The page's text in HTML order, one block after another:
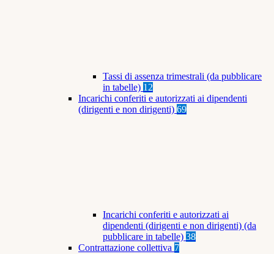
Tassi di assenza trimestrali (da pubblicare
in tabelle) 12
Incarichi conferiti e autorizzati ai dipendenti
(dirigenti e non dirigenti) 69
Incarichi conferiti e autorizzati ai
dipendenti (dirigenti e non dirigenti) (da
pubblicare in tabelle) 38
Contrattazione collettiva 7